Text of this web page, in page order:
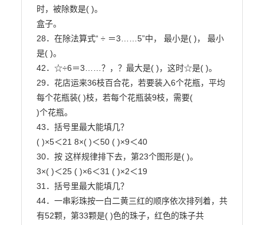
时，被除数是( )。
盒子。
28．在除法算式“ ÷ ＝3……5”中， 最小是( )， 最小
是( )。
42．☆÷6＝3……？，？最大是( )，这时☆是( )。
29．花店运来36枝百合花，若要装入6个花瓶，平均
每个花瓶装( )枝，若每个花瓶装9枝，需要(
)个花瓶。
43．括号里最大能填几？
( )×5＜21 8×( )＜50 ( )×9＜40
30．按 这样规律排下去，第23个图形是( )。
3×( )＜25 ( )×6＜31 ( )×2＜19
31．括号里最大能填几？
44．一串彩珠按一白二黄三红的顺序依次排列着，共
有52颗，第33颗是( )色的珠子，红色的珠子共